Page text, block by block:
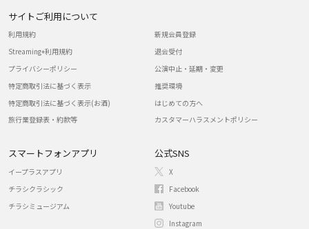
サイトご利用について
利用規約
Streaming+利用規約
プライバシーポリシー
特定商取引法に基づく表示
特定商取引法に基づく表示(お酒)
旅行業登録表・約款等
新規会員登録
退会受付
公演中止・延期・変更
推奨環境
はじめての方へ
カスタマーハラスメントポリシー
スマートフォンアプリ
イープラスアプリ
チラシクラシック
チラシミュージアム
公式SNS
X
Facebook
Youtube
Instagram